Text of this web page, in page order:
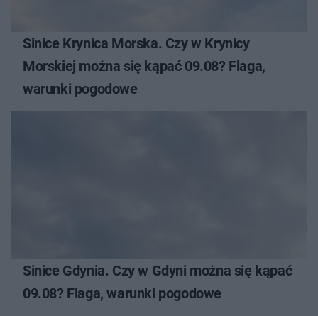
Sinice Krynica Morska. Czy w Krynicy
Morskiej można się kąpać 09.08? Flaga,
warunki pogodowe
Sinice Gdynia. Czy w Gdyni można się kąpać
09.08? Flaga, warunki pogodowe